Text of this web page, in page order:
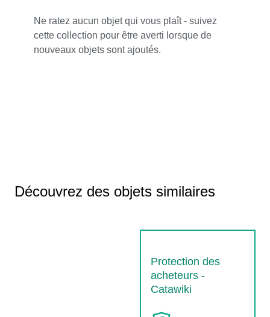
Ne ratez aucun objet qui vous plaît - suivez
cette collection pour être averti lorsque de
nouveaux objets sont ajoutés.
Découvrez des objets similaires
Protection des
acheteurs -
Catawiki